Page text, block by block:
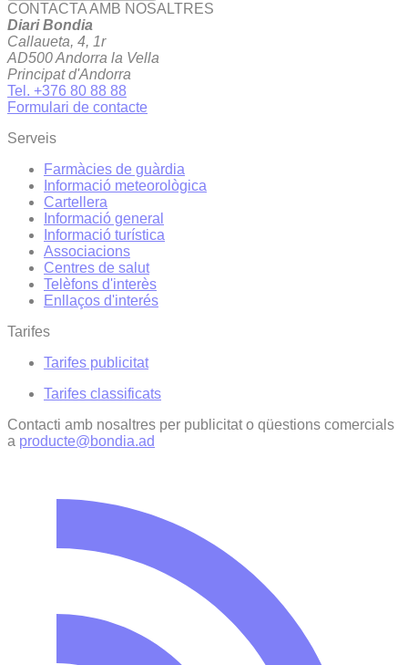
CONTACTA AMB NOSALTRES
Diari Bondia
Callaueta, 4, 1r
AD500 Andorra la Vella
Principat d'Andorra
Tel. +376 80 88 88
Formulari de contacte
Serveis
Farmàcies de guàrdia
Informació meteorològica
Cartellera
Informació general
Informació turística
Associacions
Centres de salut
Telèfons d'interès
Enllaços d'interés
Tarifes
Tarifes publicitat
Tarifes classificats
Contacti amb nosaltres per publicitat o qüestions comercials
a producte@bondia.ad